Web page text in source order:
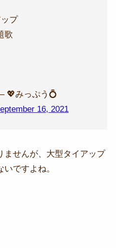
プ
歌
💖みっぷう💍
16, 2021
ませんが、大型タイアップ
ですよね。